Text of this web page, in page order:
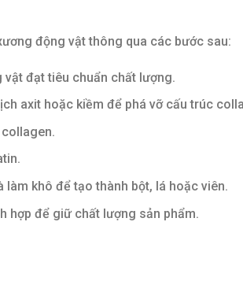
động vật thông qua các bước sau:
vật đạt tiêu chuẩn chất lượng.
axit hoặc kiềm để phá vỡ cấu trúc
làm khô để tạo thành bột, lá hoặc viên.
hợp để giữ chất lượng sản phẩm.